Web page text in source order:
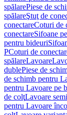
spălarePiese de
spălareŞtuţ de
conectareCoturi de
conectareSifoane
pentru bideuri
PCoturi de
spălareLavoare
dublePiese de
de schimb pentru
pentru Lavoare pe
de colţLavoare
pentru Lavoare